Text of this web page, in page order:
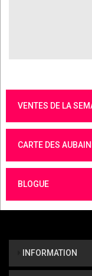
VENTES DE LA
CARTE DES
BLOGUE
INFORMATION